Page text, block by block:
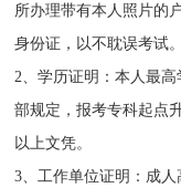
所办理带有本人照片的
身份证，以不耽误考试。
2、学历证明：本人最
部规定，报考专科起点
以上文凭。
3、工作单位证明：成